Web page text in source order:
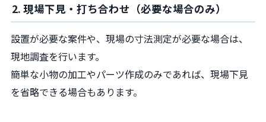
2. 現場下見・打ち合わせ（必要な場合のみ）
設置が必要な案件や、現場の寸法測定が必要な場合は、
現地調査を行います。
簡単な小物の加工やパーツ作成のみであれば、現場下見
を省略できる場合もあります。